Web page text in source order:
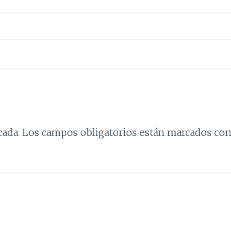
Los campos obligatorios están marcados con